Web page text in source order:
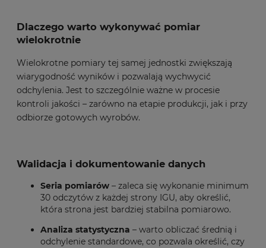
Dlaczego warto wykonywać pomiar
wielokrotnie
Wielokrotne pomiary tej samej jednostki zwiększają
wiarygodność wyników i pozwalają wychwycić
odchylenia. Jest to szczególnie ważne w procesie
kontroli jakości – zarówno na etapie produkcji, jak i przy
odbiorze gotowych wyrobów.
Walidacja i dokumentowanie danych
Seria pomiarów – zaleca się wykonanie minimum
30 odczytów z każdej strony IGU, aby określić,
która strona jest bardziej stabilna pomiarowo.
Analiza statystyczna – warto obliczać średnią i
odchylenie standardowe, co pozwala określić, czy